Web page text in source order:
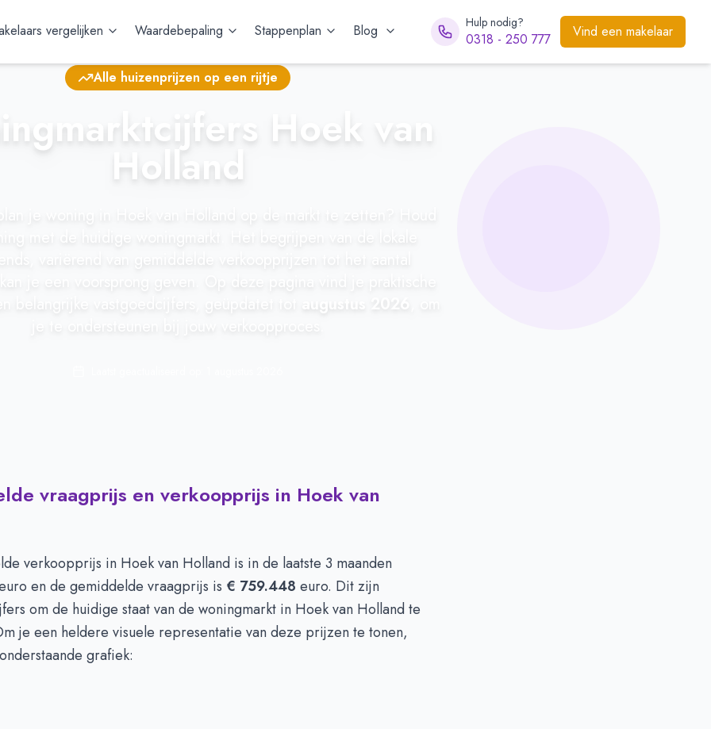
vergelijken Waardebepaling Stappenplan Blog Hulp nodig?
0318 - 250 777 Vind een makelaar
Alle huizenprijzen op een rijtje
Hoek van
Holland
augustus 2026
vraagprijs en verkoopprijs in Hoek van
verkoopprijs in Hoek van Holland is in de laatste 3 maanden
en de gemiddelde vraagprijs is € 759.448 euro. Dit zijn
om de huidige staat van de woningmarkt in Hoek van Holland te
je een heldere visuele representatie van deze prijzen te tonen,
grafiek: